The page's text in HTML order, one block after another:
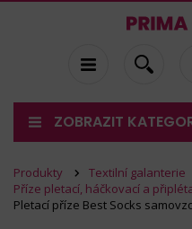
ZOBRAZIT
Produkty Textilní galanterie
Příze pletací, háčkovací a
Pletací příze Best Socks